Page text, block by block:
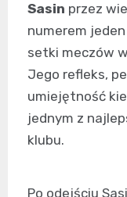
Sasin przez
numerem
setki meczów
Jego refleks,
umiejętność
jednym z
klubu.
Po odejściu